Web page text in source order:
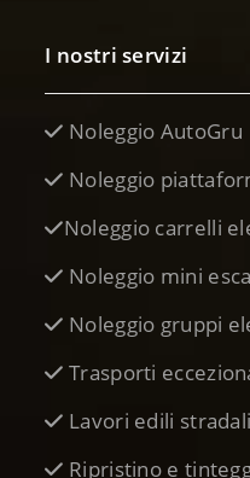
I nostri servizi
Noleggio AutoGru
Noleggio
Noleggio carrelli
Noleggio mini
Noleggio gruppi
Trasporti
Lavori edili stradali
Ripristino e